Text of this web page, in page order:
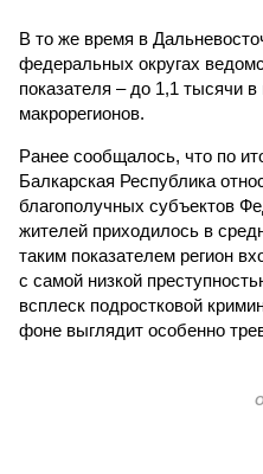
В то же время в
федеральных округах
показателя – до 1,1 тысячи
макрорегионов.
Ранее сообщалось, что по
Балкарская Республика
благополучных субъектов
жителей приходилось в
таким показателем регион
с самой низкой
всплеск подростковой
фоне выглядит особенно